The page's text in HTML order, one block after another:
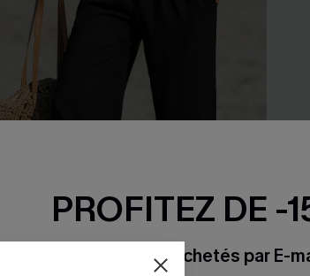
PROFITEZ DE -
-15% dès 2 Achetés par E-